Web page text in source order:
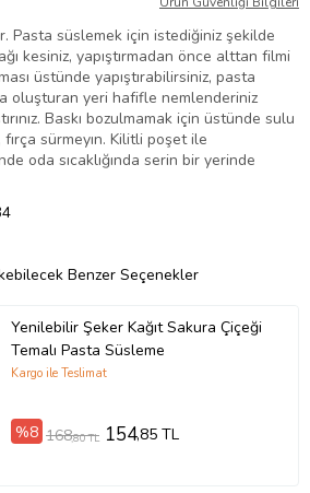
Pasta süslemek için istediğiniz şekilde
kesiniz, yapıştırmadan önce alttan filmi
üstünde yapıştırabilirsiniz, pasta
oluşturan yeri hafifle nemlenderiniz
Baskı bozulmamak için üstünde sulu
sürmeyın. Kilitli poşet ile
oda sıcaklığında serin bir yerinde
Benzer Seçenekler
Yenilebilir Şeker Kağıt Sakura Çiçeği
Temalı Pasta Süsleme
Kargo ile Teslimat
%8 168,80 TL 154,85 TL